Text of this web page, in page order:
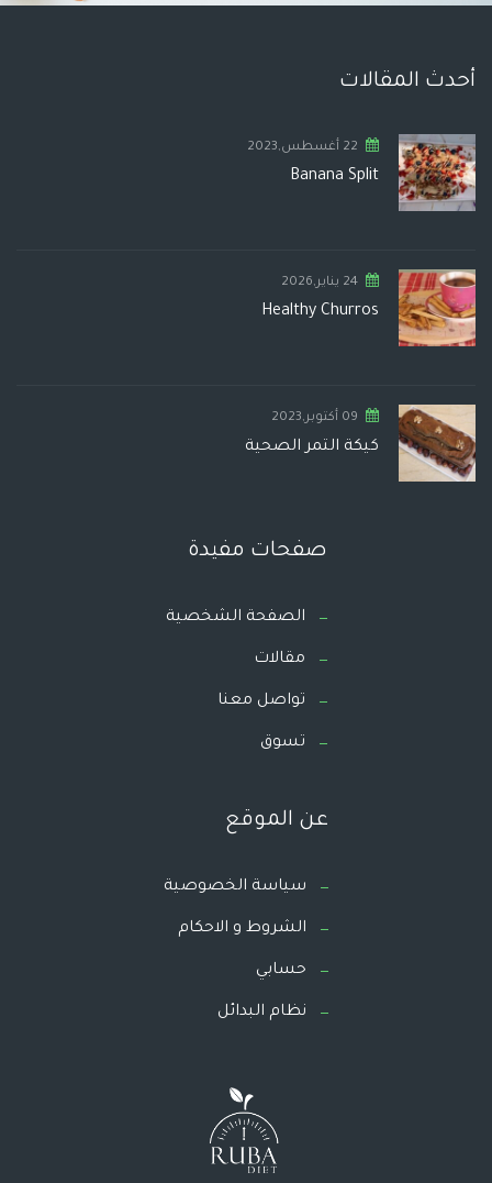
أحدث المقالات
22 أغسطس,2023
Banana Split
24 يناير,2026
Healthy Churros
09 أكتوبر,2023
كيكة التمر الصحية
صفحات مفيدة
الصفحة الشخصية
مقالات
تواصل معنا
تسوق
عن الموقع
سياسة الخصوصية
الشروط و الاحكام
حسابي
نظام البدائل